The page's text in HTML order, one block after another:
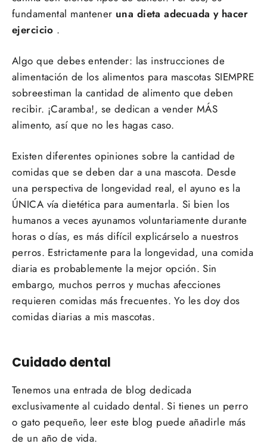
fundamental mantener una dieta adecuada y hacer
ejercicio .
Algo que debes entender: las instrucciones de
alimentación de los alimentos para mascotas SIEMPRE
sobreestiman la cantidad de alimento que deben
recibir. ¡Caramba!, se dedican a vender MÁS
alimento, así que no les hagas caso.
Existen diferentes opiniones sobre la cantidad de
comidas que se deben dar a una mascota. Desde
una perspectiva de longevidad real, el ayuno es la
ÚNICA vía dietética para aumentarla. Si bien los
humanos a veces ayunamos voluntariamente durante
horas o días, es más difícil explicárselo a nuestros
perros. Estrictamente para la longevidad, una comida
diaria es probablemente la mejor opción. Sin
embargo, muchos perros y muchas afecciones
requieren comidas más frecuentes. Yo les doy dos
comidas diarias a mis mascotas.
Cuidado dental
Tenemos una entrada de blog dedicada
exclusivamente al cuidado dental. Si tienes un perro
o gato pequeño, leer este blog puede añadirle más
de un año de vida.